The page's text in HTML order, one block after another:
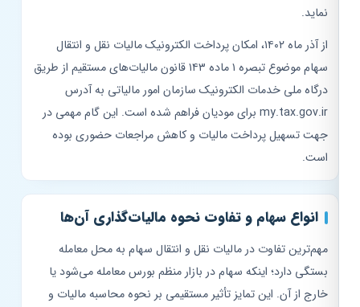
نماید.
از آذر ماه ۱۴۰۲، امکان پرداخت الکترونیک مالیات نقل و انتقال
سهام موضوع تبصره ۱ ماده ۱۴۳ قانون مالیات‌های مستقیم از طریق
درگاه ملی خدمات الکترونیک سازمان امور مالیاتی به آدرس
my.tax.gov.ir برای مودیان فراهم شده است. این گام مهمی در
جهت تسهیل پرداخت مالیات و کاهش مراجعات حضوری بوده
است.
انواع سهام و تفاوت نحوه مالیات‌گذاری آن‌ها
مهم‌ترین تفاوت در مالیات نقل و انتقال سهام به محل معامله
بستگی دارد؛ اینکه سهام در بازار منظم بورس معامله می‌شود یا
خارج از آن. این تمایز تأثیر مستقیمی بر نحوه محاسبه مالیات و